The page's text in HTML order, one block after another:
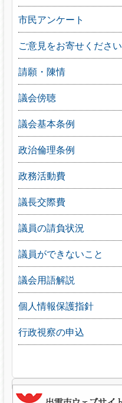
市民アンケート
ご意見をお寄せください
請願・陳情
議会傍聴
議会基本条例
政治倫理条例
政務活動費
議長交際費
議員の請負状況
議員ができないこと
議会用語解説
個人情報保護指針
行政視察の申込